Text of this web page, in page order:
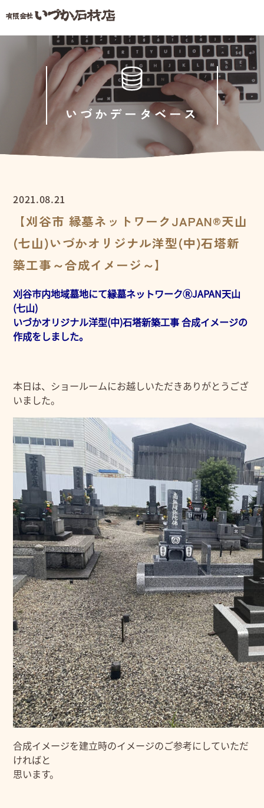
いづかデータベース
2021.08.21
【刈谷市 縁墓ネットワークJAPAN®天山
(七山)いづかオリジナル洋型(中)石塔新
築工事～合成イメージ～】
刈谷市内地域墓地にて縁墓ネットワークⓇJAPAN天山
(七山)
いづかオリジナル洋型(中)石塔新築工事 合成イメージの
作成をしました。
本日は、ショールームにお越しいただきありがとうござ
いました。
合成イメージを建立時のイメージのご参考にしていただ
ければと
思います。